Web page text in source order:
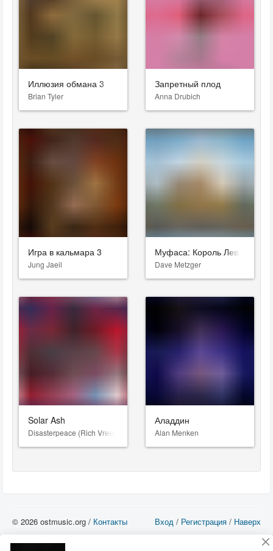
Иллюзия обмана 3
Brian Tyler
Запретный плод
Anna Drubich
Игра в кальмара 3
Jung Jaeil
Муфаса: Король Лев
Dave Metzger
Solar Ash
Disasterpeace (Rich Vreeland)
Аладдин
Alan Menken
Вход / Регистрация / Наверх
© 2026 ostmusic.org / Контакты